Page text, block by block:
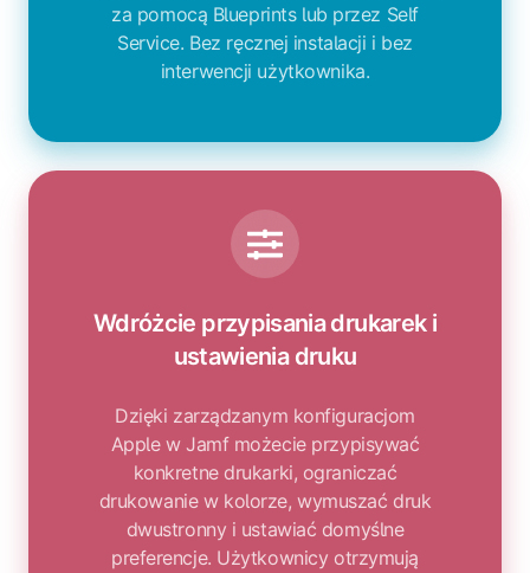
za pomocą Blueprints lub przez Self
Service. Bez ręcznej instalacji i bez
interwencji użytkownika.
Wdróżcie przypisania drukarek i
ustawienia druku
Dzięki zarządzanym konfiguracjom
Apple w Jamf możecie przypisywać
konkretne drukarki, ograniczać
drukowanie w kolorze, wymuszać druk
dwustronny i ustawiać domyślne
preferencje. Użytkownicy otrzymują